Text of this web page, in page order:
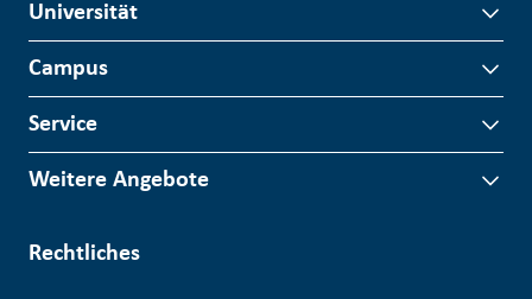
Universität
Campus
Service
Weitere Angebote
Rechtliches